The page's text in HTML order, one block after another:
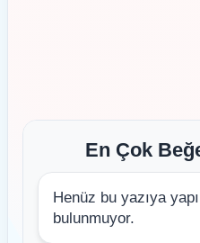
En Çok
Henüz bu yazıya
bulunmuyor.